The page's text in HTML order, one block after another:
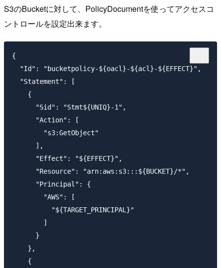
S3のBucketに対して、PolicyDocumentを使ってアクセスコ
ントロールを設定出来ます。
{
  "Id": "bucketpolicy-${oacl}-${acl}-${EFFECT}",
  "Statement": [
    {
      "Sid": "Stmt${UNIQ}-1",
      "Action": [
        "s3:GetObject"
      ],
      "Effect": "${EFFECT}",
      "Resource": "arn:aws:s3:::${BUCKET}/*",
      "Principal": {
        "AWS": [
          "${TARGET_PRINCIPAL}"
        ]
      }
    },
    {